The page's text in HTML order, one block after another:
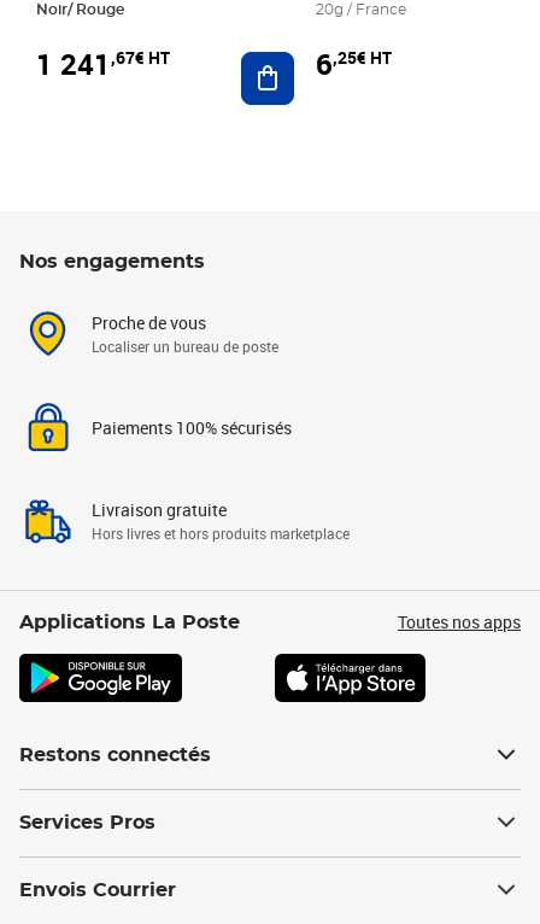
Noir/ Rouge
1 241 ,67€ HT Ajouter au panier
20g / France
6,25€ HT
Nos engagements
Proche de vous
Localiser un bureau de poste
Paiements 100% sécurisés
Livraison gratuite
Hors livres et hors produits marketplace
Applications La Poste Toutes nos apps
Restons connectés
Services Pros
Envois Courrier